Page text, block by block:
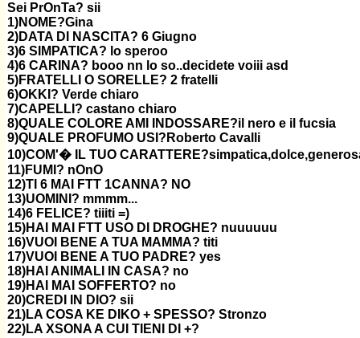
Sei PrOnTa? sii
1)NOME?Gina
2)DATA DI NASCITA? 6 Giugno
3)6 SIMPATICA? lo speroo
4)6 CARINA? booo nn lo so..decidete voiii asd
5)FRATELLI O SORELLE? 2 fratelli
6)OKKI? Verde chiaro
7)CAPELLI? castano chiaro
8)QUALE COLORE AMI INDOSSARE?il nero e il fucsia
9)QUALE PROFUMO USI?Roberto Cavalli
10)COM'� IL TUO
11)FUMI? nOnO
12)TI 6 MAI FTT 1CANNA? NO
13)UOMINI? mmmm...
14)6 FELICE? tiiiti =)
15)HAI MAI FTT USO DI DROGHE? nuuuuuu
16)VUOI BENE A TUA MAMMA? titi
17)VUOI BENE A TUO PADRE? yes
18)HAI ANIMALI IN CASA? no
19)HAI MAI SOFFERTO? no
20)CREDI IN DIO? sii
21)LA COSA KE DIKO + SPESSO? Stronzo
22)LA XSONA A CUI TIENI DI +?